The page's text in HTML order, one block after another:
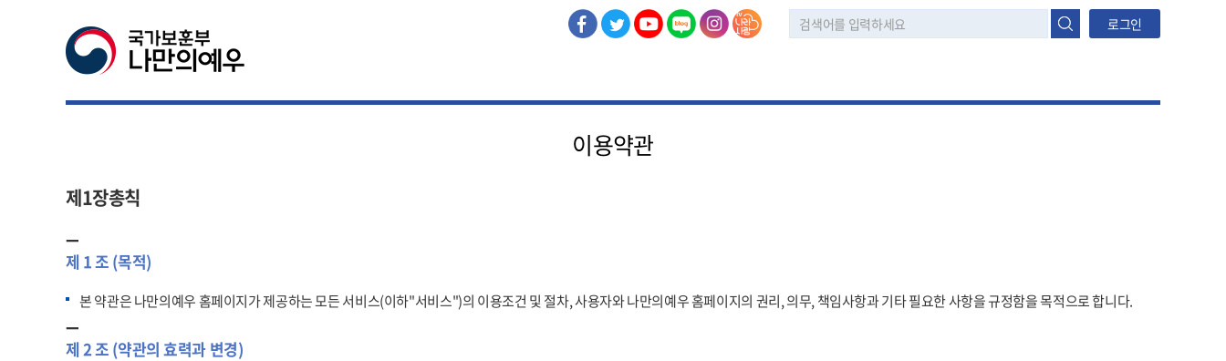
로그인
이용약관
제1장총칙
제 1 조 (목적)
본 약관은 나만의예우 홈페이지가 제공하는 모든 서비스(이하"서비스")의 이용조건 및 절차, 사용자와 나만의예우 홈페이지의 권리, 의무, 책임사항과 기타 필요한 사항을 규정함을 목적으로 합니다.
제 2 조 (약관의 효력과 변경)